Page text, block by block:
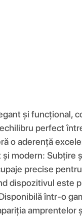
și funcțional,
perfect
o aderență
modern: Subțire
precise
dispozitivul
într-o